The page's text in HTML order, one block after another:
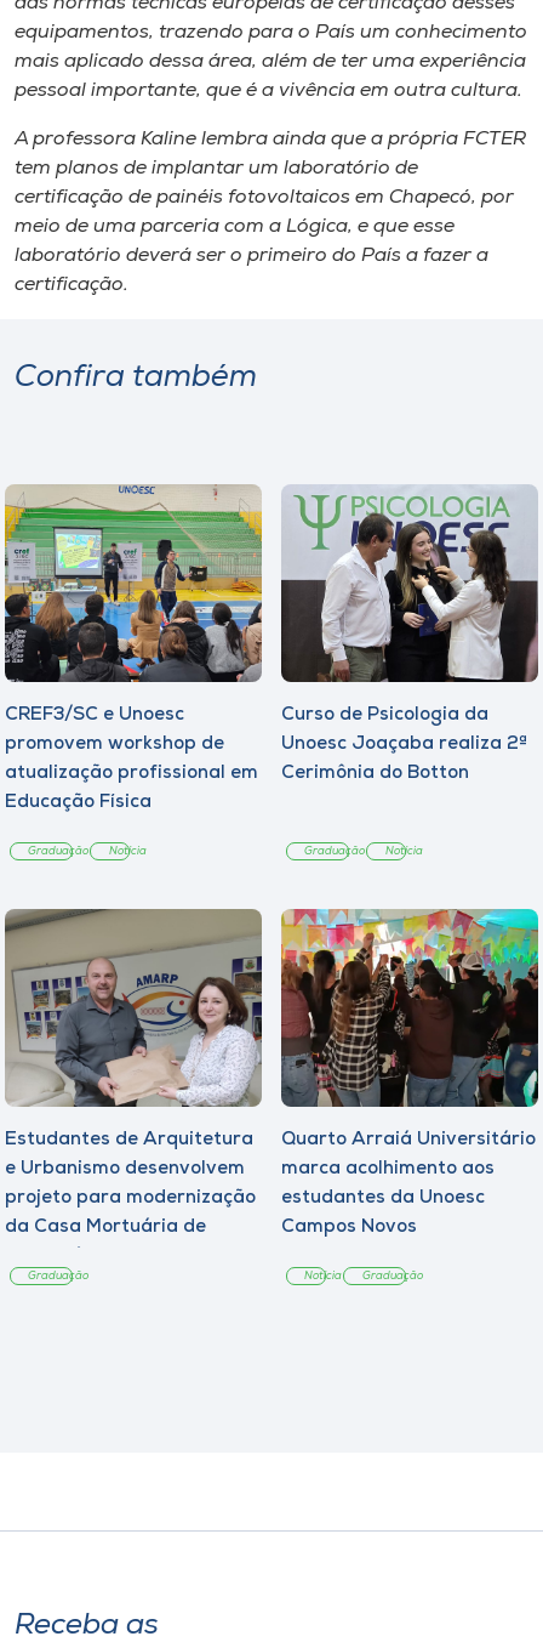
equipamentos, trazendo para o País um conhecimento
mais aplicado dessa área, além de ter uma experiência
pessoal importante, que é a vivência em outra cultura.
A professora Kaline lembra ainda que a própria FCTER
tem planos de implantar um laboratório de
certificação de painéis fotovoltaicos em Chapecó, por
meio de uma parceria com a Lógica, e que esse
laboratório deverá ser o primeiro do País a fazer a
certificação.
Confira também
CREF3/SC e Unoesc
promovem workshop de
atualização profissional em
Educação Física
Graduação Notícia
Curso de Psicologia da
Unoesc Joaçaba realiza 2ª
Cerimônia do Botton
Graduação Notícia
Estudantes de Arquitetura
e Urbanismo desenvolvem
projeto para modernização
da Casa Mortuária de
Graduação
Quarto Arraiá Universitário
marca acolhimento aos
estudantes da Unoesc
Campos Novos
Notícia Graduação
Receba as